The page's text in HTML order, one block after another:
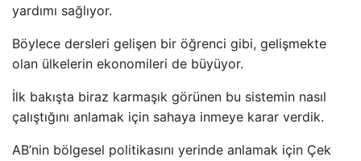
yardımı sağlıyor.
Böylece dersleri gelişen bir öğrenci gibi, gelişmekte
olan ülkelerin ekonomileri de büyüyor.
İlk bakışta biraz karmaşık görünen bu sistemin nasıl
çalıştığını anlamak için sahaya inmeye karar verdik.
AB’nin bölgesel politikasını yerinde anlamak için Çek